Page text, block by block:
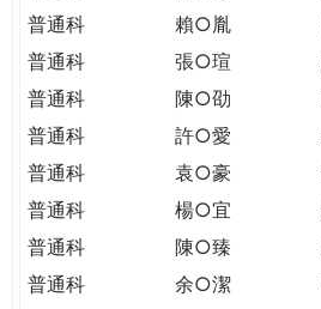
普通科
賴○胤
普通科
張○瑄
普通科
陳○劭
普通科
許○愛
普通科
袁○豪
普通科
楊○宜
普通科
陳○臻
普通科
余○潔